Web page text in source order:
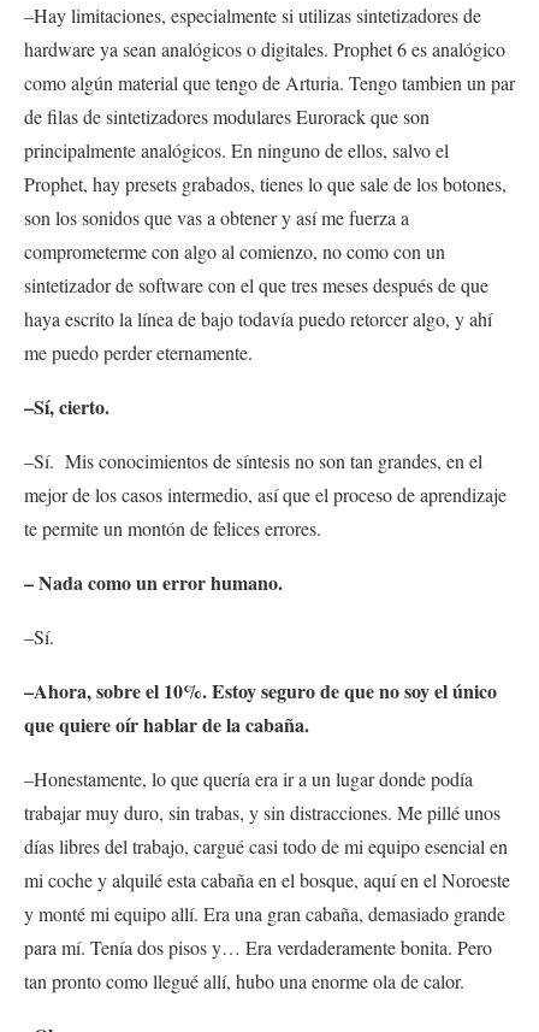
–Hay limitaciones, especialmente si utilizas sintetizadores de
hardware ya sean analógicos o digitales. Prophet 6 es analógico
como algún material que tengo de Arturia. Tengo tambien un par
de filas de sintetizadores modulares Eurorack que son
principalmente analógicos. En ninguno de ellos, salvo el
Prophet, hay presets grabados, tienes lo que sale de los botones,
son los sonidos que vas a obtener y así me fuerza a
comprometerme con algo al comienzo, no como con un
sintetizador de software con el que tres meses después de que
haya escrito la línea de bajo todavía puedo retorcer algo, y ahí
me puedo perder eternamente.
–Sí, cierto.
–Sí. Mis conocimientos de síntesis no son tan grandes, en el
mejor de los casos intermedio, así que el proceso de aprendizaje
te permite un montón de felices errores.
– Nada como un error humano.
–Sí.
–Ahora, sobre el 10%. Estoy seguro de que no soy el único
que quiere oír hablar de la cabaña.
–Honestamente, lo que quería era ir a un lugar donde podía
trabajar muy duro, sin trabas, y sin distracciones. Me pillé unos
días libres del trabajo, cargué casi todo de mi equipo esencial en
mi coche y alquilé esta cabaña en el bosque, aquí en el Noroeste
y monté mi equipo allí. Era una gran cabaña, demasiado grande
para mí. Tenía dos pisos y… Era verdaderamente bonita. Pero
tan pronto como llegué allí, hubo una enorme ola de calor.